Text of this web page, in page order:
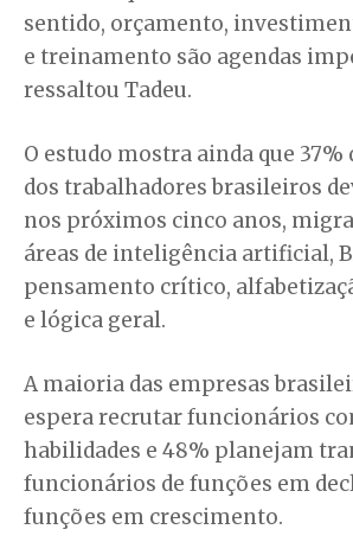
sentido, orçamento,
e treinamento são agendas
ressaltou Tadeu.
O estudo mostra ainda que 37%
dos trabalhadores brasileiros
nos próximos cinco anos,
áreas de inteligência artificial,
pensamento crítico,
e lógica geral.
A maioria das empresas
espera recrutar funcionários
habilidades e 48% planejam
funcionários de funções em
funções em crescimento.